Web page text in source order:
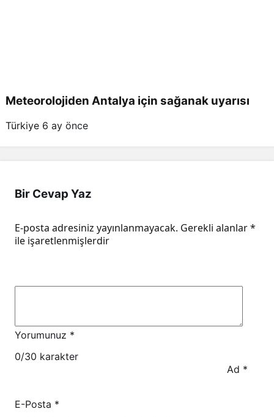
Meteorolojiden Antalya için sağanak uyarısı
Türkiye 6 ay önce
Bir Cevap Yaz
E-posta adresiniz yayınlanmayacak. Gerekli alanlar*
ile işaretlenmişlerdir
Yorumunuz *
0/30 karakter
Ad *
E-Posta *